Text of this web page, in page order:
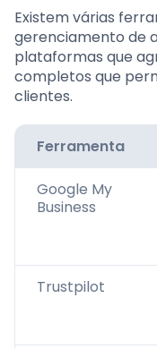
Existem várias
gerenciamento de
plataformas que
completos que
clientes.
Ferramenta
Google My
Business
Trustpilot